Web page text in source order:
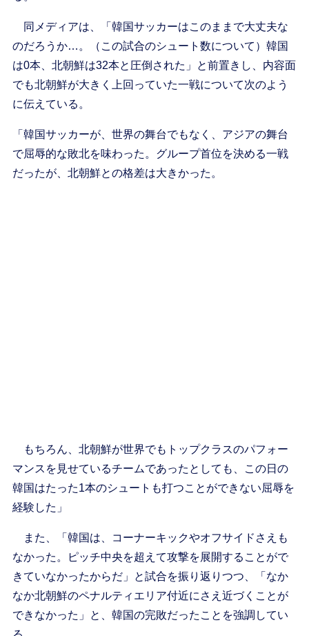
同メディアは、「韓国サッカーはこのままで大丈夫な
のだろうか…。（この試合のシュート数について）韓国
は0本、北朝鮮は32本と圧倒された」と前置きし、内容面
でも北朝鮮が大きく上回っていた一戦について次のよう
に伝えている。
「韓国サッカーが、世界の舞台でもなく、アジアの舞台
で屈辱的な敗北を味わった。グループ首位を決める一戦
だったが、北朝鮮との格差は大きかった。
もちろん、北朝鮮が世界でもトップクラスのパフォー
マンスを見せているチームであったとしても、この日の
韓国はたった1本のシュートも打つことができない屈辱を
経験した」
また、「韓国は、コーナーキックやオフサイドさえも
なかった。ピッチ中央を超えて攻撃を展開することがで
きていなかったからだ」と試合を振り返りつつ、「なか
なか北朝鮮のペナルティエリア付近にさえ近づくことが
できなかった」と、韓国の完敗だったことを強調してい